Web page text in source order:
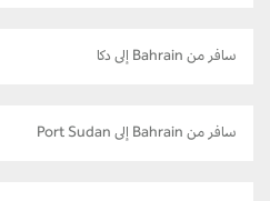
سافر من Bahrain إلى دكا
سافر من Bahrain إلى Port Sudan